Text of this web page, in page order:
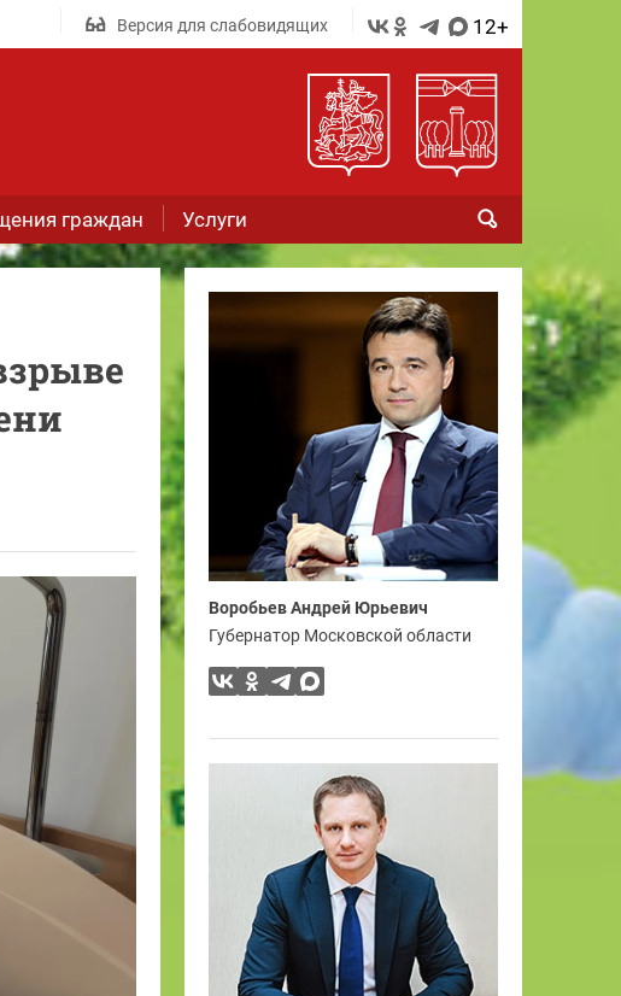
Версия для слабовидящих 12+
граждан Услуги
Воробьев Андрей Юрьевич
Губернатор Московской области